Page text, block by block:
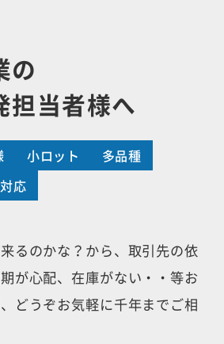
の
担当者様へ
小ロット
多品種
応
るのかな？から、取引先の依
が心配、 在庫がない・・等お
どうぞお気軽に千年までご相